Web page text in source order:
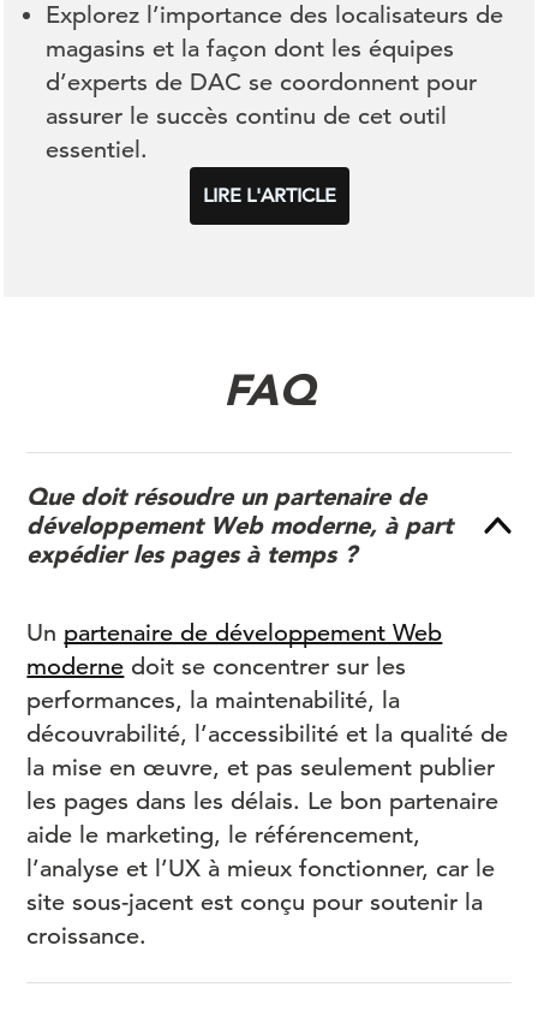
Explorez l’importance des localisateurs de
magasins et la façon dont les équipes
d’experts de DAC se coordonnent pour
assurer le succès continu de cet outil
essentiel.
LIRE L'ARTICLE
FAQ
Que doit résoudre un partenaire de
développement Web moderne, à part
expédier les pages à temps ?
Un partenaire de développement Web
moderne doit se concentrer sur les
performances, la maintenabilité, la
découvrabilité, l’accessibilité et la qualité de
la mise en œuvre, et pas seulement publier
les pages dans les délais. Le bon partenaire
aide le marketing, le référencement,
l’analyse et l’UX à mieux fonctionner, car le
site sous-jacent est conçu pour soutenir la
croissance.